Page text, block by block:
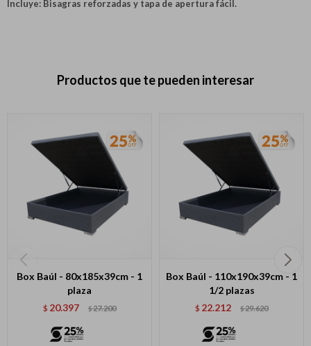
Incluye: Bisagras reforzadas y tapa de apertura fácil.
Productos que te pueden interesar
Box Baúl - 80x185x39cm - 1
plaza
$ 20.397 $27.200
Box Baúl - 110x190x39cm - 1
1/2 plazas
$ 22.212 $29.620